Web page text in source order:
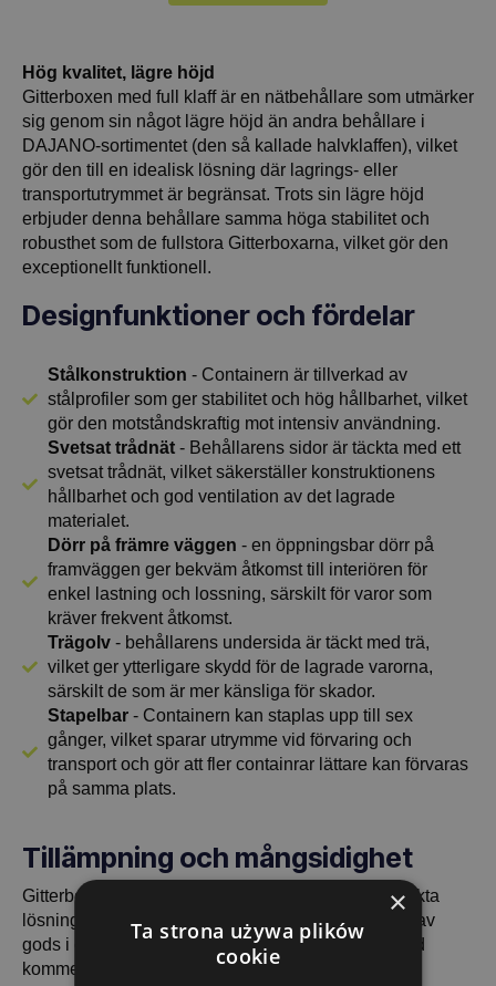
Hög kvalitet, lägre höjd
Gitterboxen med full klaff är en nätbehållare som utmärker
sig genom sin något lägre höjd än andra behållare i
DAJANO-sortimentet (den så kallade halvklaffen), vilket
gör den till en idealisk lösning där lagrings- eller
transportutrymmet är begränsat. Trots sin lägre höjd
erbjuder denna behållare samma höga stabilitet och
robusthet som de fullstora Gitterboxarna, vilket gör den
exceptionellt funktionell.
Designfunktioner och fördelar
Stålkonstruktion - Containern är tillverkad av
stålprofiler som ger stabilitet och hög hållbarhet, vilket
gör den motståndskraftig mot intensiv användning.
Svetsat trådnät- Behållarens sidor är täckta med ett
svetsat trådnät, vilket säkerställer konstruktionens
hållbarhet och god ventilation av det lagrade
materialet.
Dörr på främre väggen - en öppningsbar dörr på
framväggen ger bekväm åtkomst till interiören för
enkel lastning och lossning, särskilt för varor som
kräver frekvent åtkomst.
Trägolv- behållarens undersida är täckt med trä,
vilket ger ytterligare skydd för de lagrade varorna,
särskilt de som är mer känsliga för skador.
Stapelbar- Containern kan staplas upp till sex
gånger, vilket sparar utrymme vid förvaring och
transport och gör att fler containrar lättare kan förvaras
på samma plats.
Tillämpning och mångsidighet
Gitterbox 1240x835x500 med full klaff är den perfekta
lösningen för förvaring och transport av olika typer av
gods i olika branscher. Tack vare sin kompakta höjd
kommer den att visa sitt värde i:
×
Ta strona używa plików
cookie